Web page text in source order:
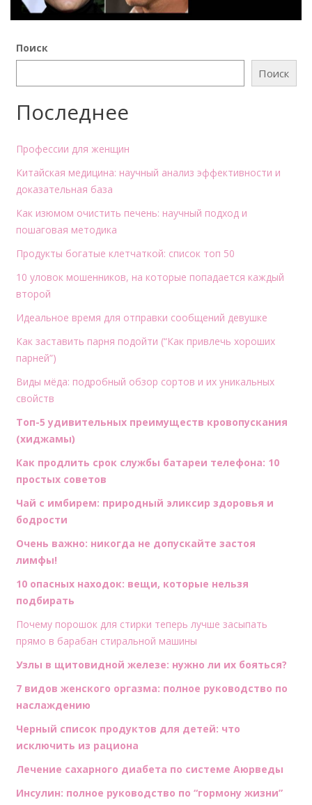
Поиск
Поиск
Последнее
Профессии для женщин
Китайская медицина: научный анализ эффективности и
доказательная база
Как изюмом очистить печень: научный подход и
пошаговая методика
Продукты богатые клетчаткой: список топ 50
10 уловок мошенников, на которые попадается каждый
второй
Идеальное время для отправки сообщений девушке
Как заставить парня подойти (“Как привлечь хороших
парней”)
Виды мёда: подробный обзор сортов и их уникальных
свойств
Топ-5 удивительных преимуществ кровопускания
(хиджамы)
Как продлить срок службы батареи телефона: 10
простых советов
Чай с имбирем: природный эликсир здоровья и
бодрости
Очень важно: никогда не допускайте застоя
лимфы!
10 опасных находок: вещи, которые нельзя
подбирать
Почему порошок для стирки теперь лучше засыпать
прямо в барабан стиральной машины
Узлы в щитовидной железе: нужно ли их бояться?
7 видов женского оргазма: полное руководство по
наслаждению
Черный список продуктов для детей: что
исключить из рациона
Лечение сахарного диабета по системе Аюрведы
Инсулин: полное руководство по “гормону жизни”